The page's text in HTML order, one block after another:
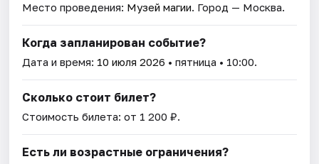
Место проведения: Музей магии. Город — Москва.
Когда запланирован событие?
Дата и время: 10 июля 2026 • пятница • 10:00.
Сколько стоит билет?
Стоимость билета: от 1 200 ₽.
Есть ли возрастные ограничения?